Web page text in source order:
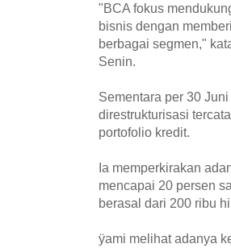
"BCA fokus
bisnis dengan
berbagai segmen,"
Senin.
Sementara per 30
direstrukturisasi
portofolio kredit.
Ia memperkirakan
mencapai 20 persen
berasal dari 200 ribu
ÿami melihat adanya